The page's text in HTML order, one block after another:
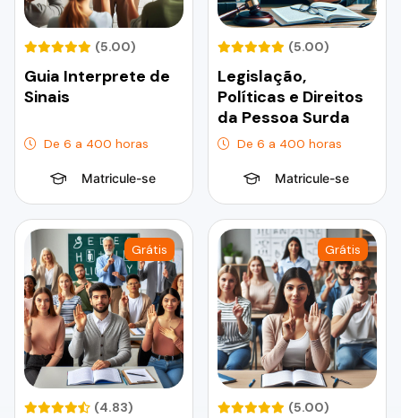
(5.00)
Guia Interprete de
Sinais
De 6 a 400 horas
Matricule-se
(5.00)
Legislação,
Políticas e Direitos
da Pessoa Surda
De 6 a 400 horas
Matricule-se
Grátis
(4.83)
Grátis
(5.00)